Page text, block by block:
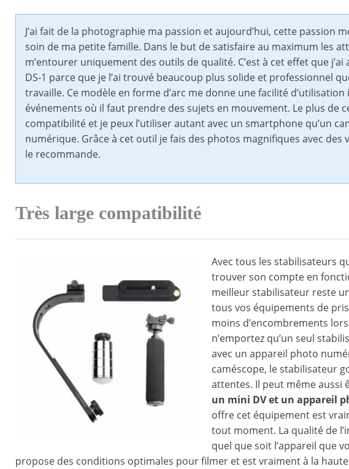
J’ai fait de la photographie ma passion et aujourd’hui, cette passion
soin de ma petite famille. Dans le but de satisfaire au maximum les
m’entourer uniquement des outils de qualité. C’est à cet effet que
DS-1 parce que je l’ai trouvé beaucoup plus solide et professionnel
travaille. Ce modèle en forme d’arc me donne une facilité
événements où il faut prendre des sujets en mouvement. Le plus de
compatibilité et je peux l’utiliser autant avec un smartphone qu’un
numérique. Grâce à cet outil je fais des photos magnifiques avec
le recommande.
Très large compatibilité
Avec tous les stabilisateurs
trouver son compte en
meilleur stabilisateur reste
tous vos équipements de
moins d’encombrements
n’emportez qu’un seul
avec un appareil photo
caméscope, le stabilisateur
attentes. Il peut même aussi
un mini DV et un appareil
offre cet équipement est
tout moment. La qualité de
quel que soit l’appareil que
propose des conditions optimales pour filmer et est vraiment à la